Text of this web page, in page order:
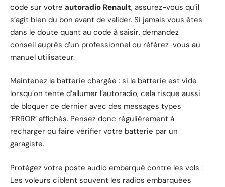
code sur votre autoradio Renault, assurez-vous qu’il
s’agit bien du bon avant de valider. Si jamais vous êtes
dans le doute quant au code à saisir, demandez
conseil auprès d’un professionnel ou référez-vous au
manuel utilisateur.
Maintenez la batterie chargée : si la batterie est vide
lorsqu’on tente d’allumer l’autoradio, cela risque aussi
de bloquer ce dernier avec des messages types
‘ERROR’ affichés. Pensez donc régulièrement à
recharger ou faire vérifier votre batterie par un
garagiste.
Protégez votre poste audio embarqué contre les vols :
Les voleurs ciblent souvent les radios embarquées